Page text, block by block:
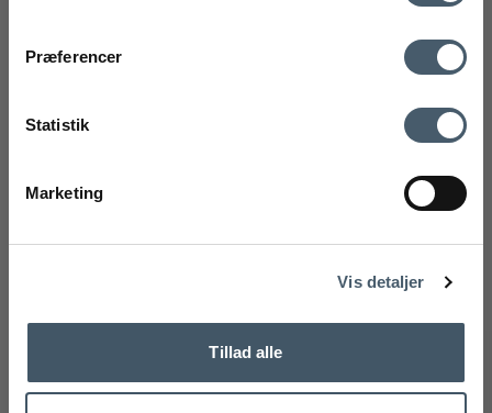
Præferencer
Statistik
Marketing
Vis detaljer
Tillad alle
markedsføring med gode tilbud og inspiration. Du kan altid trække dit
samtykke tilbage. Med dit samtykke accepterer du desuden vores